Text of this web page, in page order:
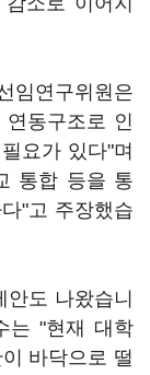
임연구위원은
동구조로 인
요가 있다"며
통합 등을 통
"고 주장했습
도 나왔습니
는 "현재 대학
바닥으로 떨